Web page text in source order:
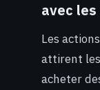
avec les
Les
attirent
acheter